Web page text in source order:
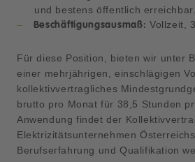
und bestens öffentlich erreichbar.
Beschäftigungsausmaß: Vollzeit,
Für diese Position, bieten wir unter
einer mehrjährigen, einschlägigen
kollektivvertragliches
brutto pro Monat für 38,5 Stunden
Anwendung findet der
Elektrizitätsunternehmen
Berufserfahrung und Qualifikation